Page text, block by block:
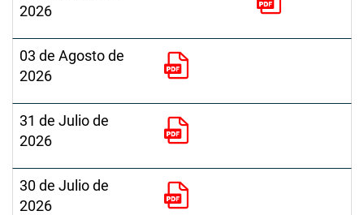
2026
03 de Agosto de
2026
31 de Julio de
2026
30 de Julio de
2026